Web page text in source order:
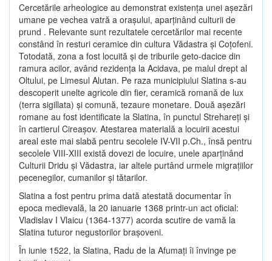
Cercetările arheologice au demonstrat existenţa unei aşezări
umane pe vechea vatră a oraşului, aparţinând culturii de
prund . Relevante sunt rezultatele cercetărilor mai recente
constând în resturi ceramice din cultura Vădastra şi Coţofeni.
Totodată, zona a fost locuită şi de triburile geto-dacice din
ramura acilor, având rezidenţa la Acidava, pe malul drept al
Oltului, pe Limesul Alutan. Pe raza municipiului Slatina s-au
descoperit unelte agricole din fier, ceramică romană de lux
(terra sigillata) şi comună, tezaure monetare. Două aşezări
romane au fost identificate la Slatina, în punctul Strehareţi şi
în cartierul Cireaşov. Atestarea materială a locuirii acestui
areal este mai slabă pentru secolele IV-VII p.Ch., însă pentru
secolele VIII-XIII există dovezi de locuire, unele aparţinând
Culturii Dridu şi Vădastra, iar altele purtând urmele migraţiilor
pecenegilor, cumanilor şi tătarilor.
Slatina a fost pentru prima dată atestată documentar în
epoca medievală, la 20 ianuarie 1368 printr-un act oficial:
Vladislav I Vlaicu (1364-1377) acorda scutire de vamă la
Slatina tuturor negustorilor braşoveni.
În iunie 1522, la Slatina, Radu de la Afumaţi îi învinge pe